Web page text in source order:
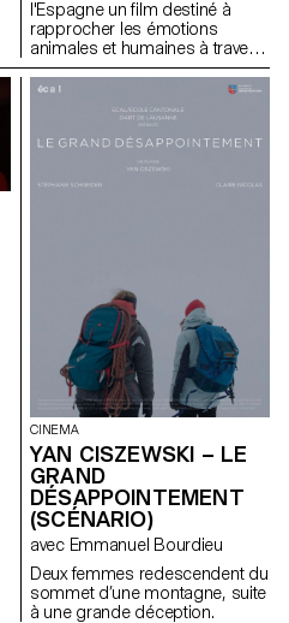
l'Espagne un film destiné à
rapprocher les émotions
animales et humaines à travers
le traumatisme de l'abandon.
CINEMA
YAN CISZEWSKI – LE
GRAND
DÉSAPPOINTEMENT
(SCÉNARIO)
avec Emmanuel Bourdieu
Deux femmes redescendent du
sommet d’une montagne, suite
à une grande déception.